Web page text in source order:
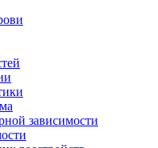
зависимости